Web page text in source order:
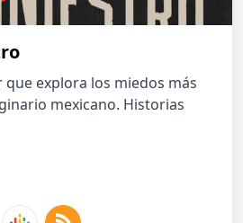
explora los miedos más
mexicano. Historias